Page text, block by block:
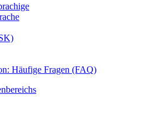
Häufige Fragen (FAQ)